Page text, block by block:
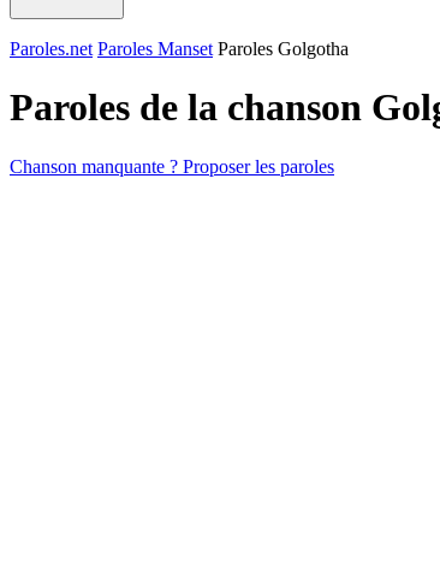
Paroles.net Paroles Manset Paroles Golgotha
Paroles de la chanson
Chanson manquante ? Proposer les paroles